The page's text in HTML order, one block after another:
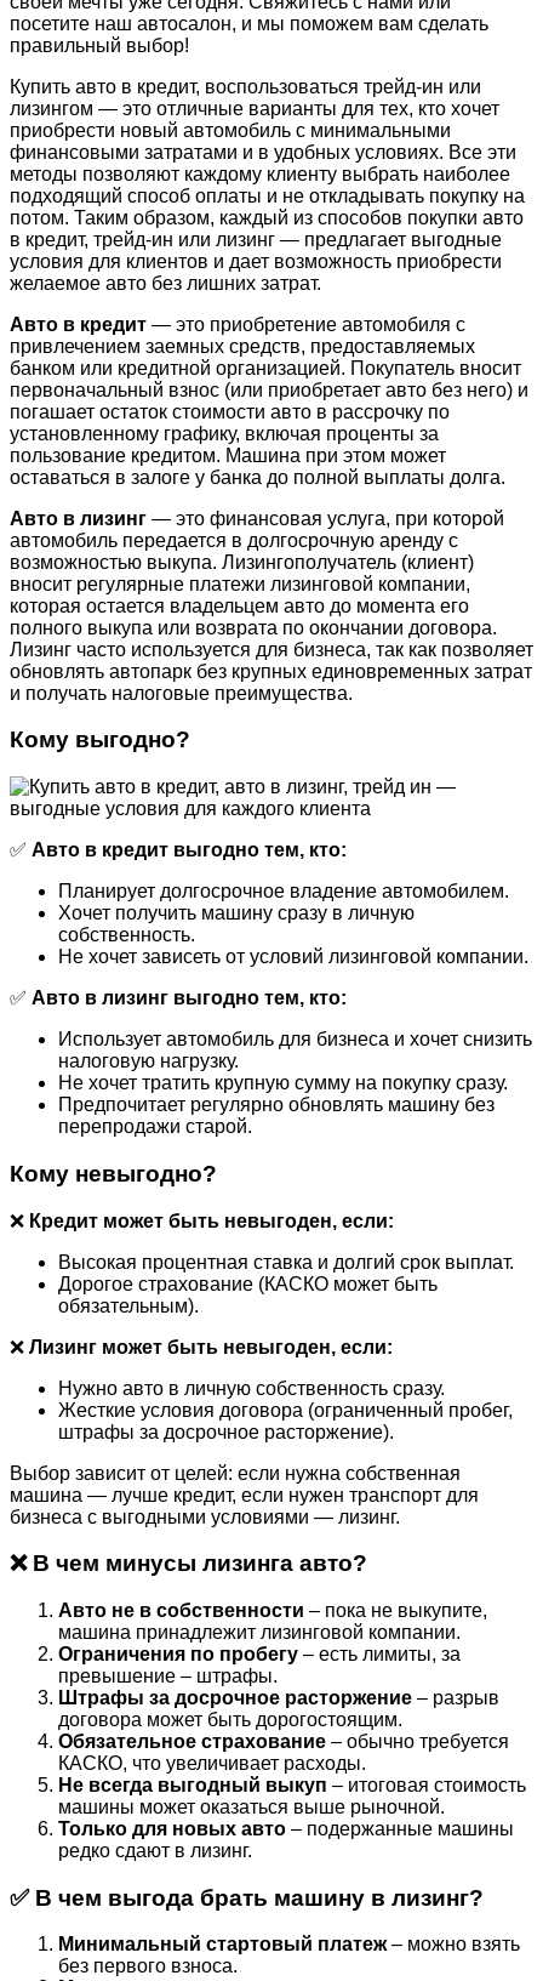
посетите наш автосалон, и мы поможем вам сделать
правильный выбор!
Купить авто в кредит, воспользоваться трейд-ин или
лизингом — это отличные варианты для тех, кто хочет
приобрести новый автомобиль с минимальными
финансовыми затратами и в удобных условиях. Все эти
методы позволяют каждому клиенту выбрать наиболее
подходящий способ оплаты и не откладывать покупку на
потом. Таким образом, каждый из способов покупки авто
в кредит, трейд-ин или лизинг — предлагает выгодные
условия для клиентов и дает возможность приобрести
желаемое авто без лишних затрат.
Авто в кредит — это приобретение автомобиля с
привлечением заемных средств, предоставляемых
банком или кредитной организацией. Покупатель вносит
первоначальный взнос (или приобретает авто без него) и
погашает остаток стоимости авто в рассрочку по
установленному графику, включая проценты за
пользование кредитом. Машина при этом может
оставаться в залоге у банка до полной выплаты долга.
Авто в лизинг — это финансовая услуга, при которой
автомобиль передается в долгосрочную аренду с
возможностью выкупа. Лизингополучатель (клиент)
вносит регулярные платежи лизинговой компании,
которая остается владельцем авто до момента его
полного выкупа или возврата по окончании договора.
Лизинг часто используется для бизнеса, так как позволяет
обновлять автопарк без крупных единовременных затрат
и получать налоговые преимущества.
Кому выгодно?
✅ Авто в кредит выгодно тем, кто:
Планирует долгосрочное владение автомобилем.
Хочет получить машину сразу в личную
собственность.
Не хочет зависеть от условий лизинговой компании.
✅ Авто в лизинг выгодно тем, кто:
Использует автомобиль для бизнеса и хочет снизить
налоговую нагрузку.
Не хочет тратить крупную сумму на покупку сразу.
Предпочитает регулярно обновлять машину без
перепродажи старой.
Кому невыгодно?
❌ Кредит может быть невыгоден, если:
Высокая процентная ставка и долгий срок выплат.
Дорогое страхование (КАСКО может быть
обязательным).
❌ Лизинг может быть невыгоден, если:
Нужно авто в личную собственность сразу.
Жесткие условия договора (ограниченный пробег,
штрафы за досрочное расторжение).
Выбор зависит от целей: если нужна собственная
машина — лучше кредит, если нужен транспорт для
бизнеса с выгодными условиями — лизинг.
❌ В чем минусы лизинга авто?
Авто не в собственности – пока не выкупите,
машина принадлежит лизинговой компании.
Ограничения по пробегу – есть лимиты, за
превышение – штрафы.
Штрафы за досрочное расторжение – разрыв
договора может быть дорогостоящим.
Обязательное страхование – обычно требуется
КАСКО, что увеличивает расходы.
Не всегда выгодный выкуп – итоговая стоимость
машины может оказаться выше рыночной.
Только для новых авто – подержанные машины
редко сдают в лизинг.
✅ В чем выгода брать машину в лизинг?
Минимальный стартовый платеж– можно взять
без первого взноса.